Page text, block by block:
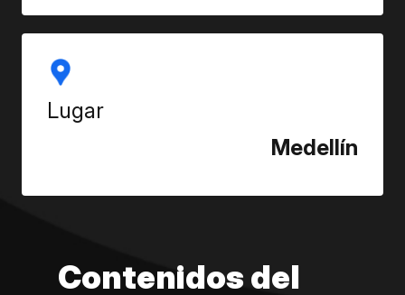
Lugar
Medellín
Contenidos del